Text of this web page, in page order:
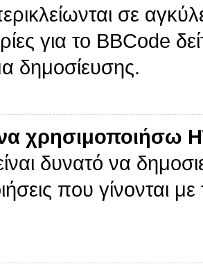
σε
για το BBCode
δημοσίευσης.
χρησιμοποιήσω
δυνατό να
που γίνονται